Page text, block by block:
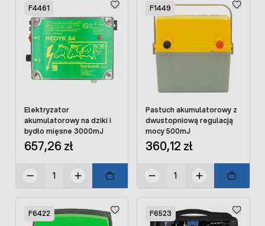
F4461
Elektryzator
akumulatorowy na dziki i
bydło mięsne 3000mJ
657,26 zł
F1449
Pastuch akumulatorowy z
dwustopniową regulacją
mocy 500mJ
360,12 zł
F6422 F6523